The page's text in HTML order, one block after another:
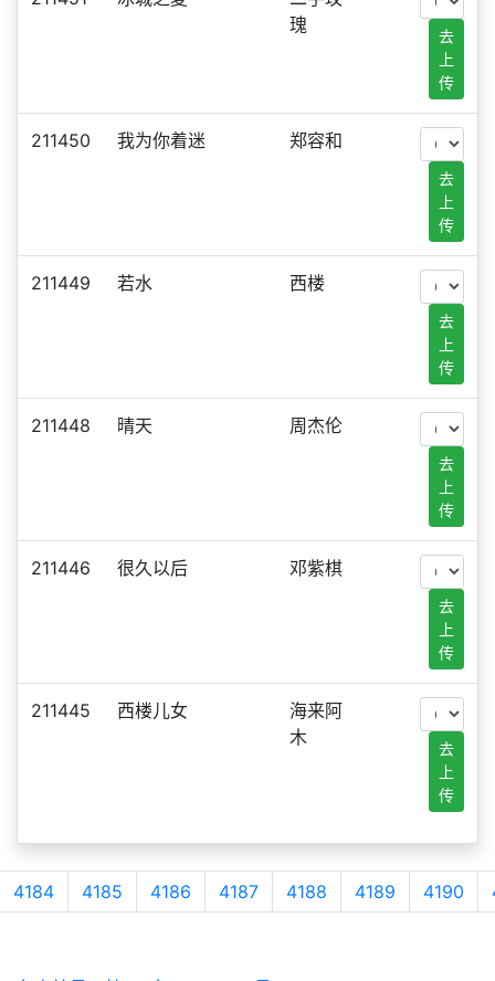
瑰
去
上
传
211450 我为你着迷 郑容和
去
上
传
211449 若水 西楼
去
上
传
211448 晴天 周杰伦
去
上
传
211446 很久以后 邓紫棋
去
上
传
211445 西楼儿女
海来阿
木
去
上
传
4184 4185 4186 4187 4188 4189 4190